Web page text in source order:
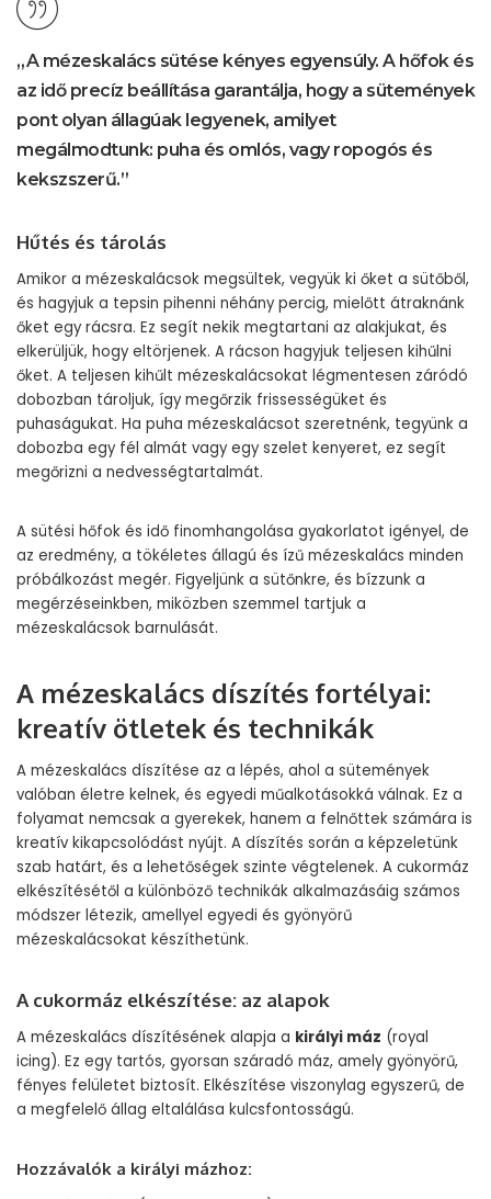
„A mézeskalács sütése kényes egyensúly. A hőfok és
az idő precíz beállítása garantálja, hogy a sütemények
pont olyan állagúak legyenek, amilyet
megálmodtunk: puha és omlós, vagy ropogós és
kekszszerű.”
Hűtés és tárolás
Amikor a mézeskalácsok megsültek, vegyük ki őket a sütőből,
és hagyjuk a tepsin pihenni néhány percig, mielőtt átraknánk
őket egy rácsra. Ez segít nekik megtartani az alakjukat, és
elkerüljük, hogy eltörjenek. A rácson hagyjuk teljesen kihűlni
őket. A teljesen kihűlt mézeskalácsokat légmentesen záródó
dobozban tároljuk, így megőrzik frissességüket és
puhaságukat. Ha puha mézeskalácsot szeretnénk, tegyünk a
dobozba egy fél almát vagy egy szelet kenyeret, ez segít
megőrizni a nedvességtartalmát.
A sütési hőfok és idő finomhangolása gyakorlatot igényel, de
az eredmény, a tökéletes állagú és ízű mézeskalács minden
próbálkozást megér. Figyeljünk a sütőnkre, és bízzunk a
megérzéseinkben, miközben szemmel tartjuk a
mézeskalácsok barnulását.
A mézeskalács díszítés fortélyai:
kreatív ötletek és technikák
A mézeskalács díszítése az a lépés, ahol a sütemények
valóban életre kelnek, és egyedi műalkotásokká válnak. Ez a
folyamat nemcsak a gyerekek, hanem a felnőttek számára is
kreatív kikapcsolódást nyújt. A díszítés során a képzeletünk
szab határt, és a lehetőségek szinte végtelenek. A cukormáz
elkészítésétől a különböző technikák alkalmazásáig számos
módszer létezik, amellyel egyedi és gyönyörű
mézeskalácsokat készíthetünk.
A cukormáz elkészítése: az alapok
A mézeskalács díszítésének alapja a királyi máz (royal
icing). Ez egy tartós, gyorsan száradó máz, amely gyönyörű,
fényes felületet biztosít. Elkészítése viszonylag egyszerű, de
a megfelelő állag eltalálása kulcsfontosságú.
Hozzávalók a királyi mázhoz: